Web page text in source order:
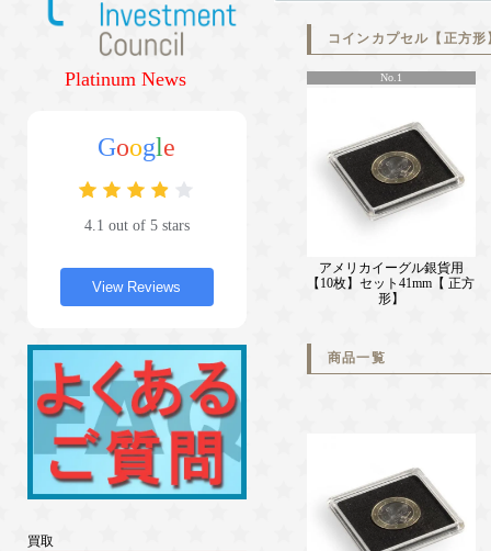
Platinum News
Google
4.1 out of 5 stars
View Reviews
買取
コインカプセル【正方
No.1
アメリカイーグル銀貨用
【10枚】セット41mm【 正方
形】
商品一覧